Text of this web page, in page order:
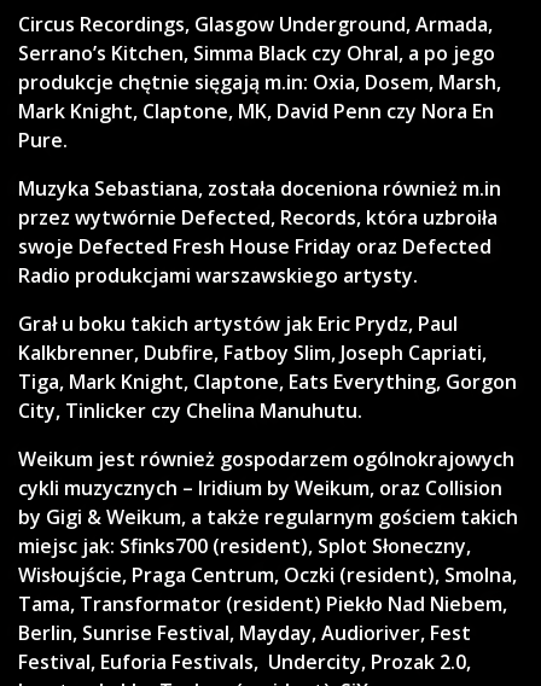
Circus Recordings, Glasgow Underground, Armada,
Serrano’s Kitchen, Simma Black czy Ohral, a po jego
produkcje chętnie sięgają m.in: Oxia, Dosem, Marsh,
Mark Knight, Claptone, MK, David Penn czy Nora En
Pure.
Muzyka Sebastiana, została doceniona również m.in
przez wytwórnie Defected, Records, która uzbroiła
swoje Defected Fresh House Friday oraz Defected
Radio produkcjami warszawskiego artysty.
Grał u boku takich artystów jak Eric Prydz, Paul
Kalkbrenner, Dubfire, Fatboy Slim, Joseph Capriati,
Tiga, Mark Knight, Claptone, Eats Everything, Gorgon
City, Tinlicker czy Chelina Manuhutu.
Weikum jest również gospodarzem ogólnokrajowych
cykli muzycznych – Iridium by Weikum, oraz Collision
by Gigi & Weikum, a także regularnym gościem takich
miejsc jak: Sfinks700 (resident), Splot Słoneczny,
Wisłoujście, Praga Centrum, Oczki (resident), Smolna,
Tama, Transformator (resident) Piekło Nad Niebem,
Berlin, Sunrise Festival, Mayday, Audioriver, Fest
Festival, Euforia Festivals, Undercity, Prozak 2.0,